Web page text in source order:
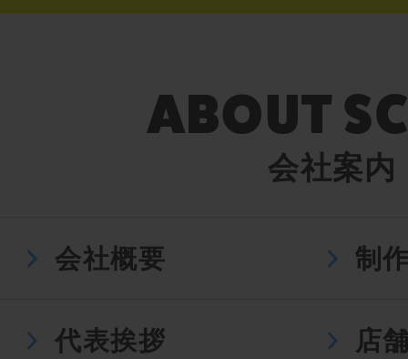
会社案内
会社概要 制
代表挨拶 店